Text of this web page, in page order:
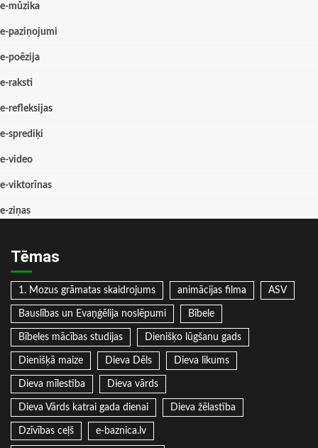
e-mūzika
e-paziņojumi
e-poēzija
e-raksti
e-refleksijas
e-sprediķi
e-video
e-viktorīnas
e-ziņas
Tēmas
1. Mozus grāmatas skaidrojums animācijas filma ASV
Bauslības un Evaņģēlija noslēpumi Bībele
Bībeles mācības studijas Dienišķo lūgšanu gads
Dienišķā maize Dieva Dēls Dieva likums
Dieva mīlestība Dieva vārds
Dieva Vārds katrai gada dienai Dieva žēlastība
Dzīvības ceļš e-baznica.lv